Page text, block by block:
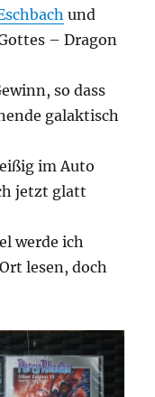
und
– Dragon
so dass
galaktisch
im Auto
jetzt glatt
werde ich
lesen, doch